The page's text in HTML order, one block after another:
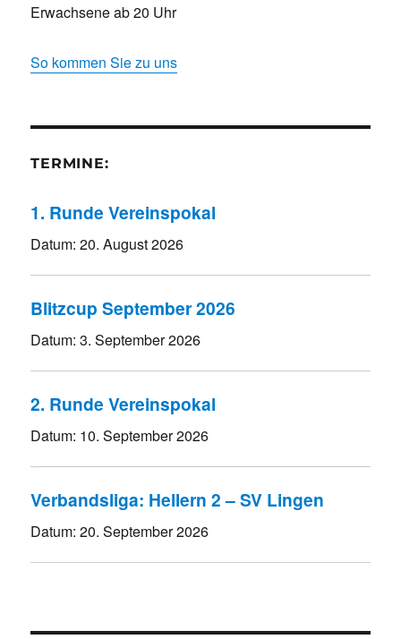
Erwachsene ab 20 Uhr
So kommen Sie zu uns
TERMINE:
1. Runde Vereinspokal
Datum:20. August 2026
Blitzcup September 2026
Datum:3. September 2026
2. Runde Vereinspokal
Datum: 10. September 2026
Verbandsliga: Hellern 2 – SV Lingen
Datum:20. September 2026